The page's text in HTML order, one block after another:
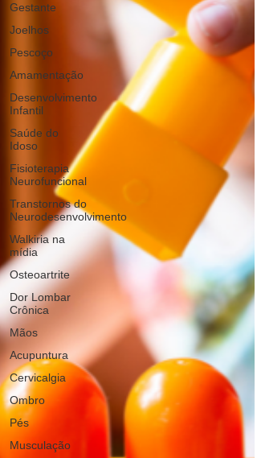
Gestante
Joelhos
Pescoço
Amamentação
Desenvolvimento
Infantil
Saúde do
Idoso
Fisioterapia
Neurofuncional
Transtornos do
Neurodesenvolvimento
Walkiria na
mídia
Osteoartrite
Dor Lombar
Crônica
Mãos
Acupuntura
Cervicalgia
Ombro
Pés
Musculação